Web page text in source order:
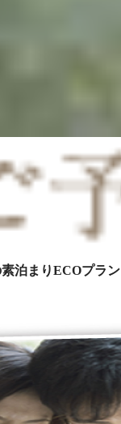
泊まりECOプラン